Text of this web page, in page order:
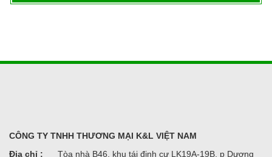
CÔNG TY TNHH THƯƠNG MẠI K&L VIỆT NAM
Địa chỉ :
Tòa nhà B46, khu tái định cư LK19A-19B, p Dương